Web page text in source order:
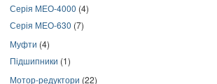
Серія МЕО-4000 (4)
Серія МЕО-630 (7)
Муфти (4)
Підшипники (1)
Мотор-редуктори (22)